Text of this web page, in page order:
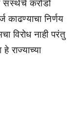
संस्थेचे करोडो
निर्णय
विरोध नाही परंतु
राज्याच्या